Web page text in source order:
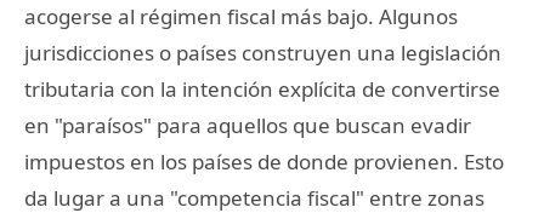
acogerse al régimen fiscal más bajo. Algunos
jurisdicciones o países construyen una legislación
tributaria con la intención explícita de convertirse
en "paraísos" para aquellos que buscan evadir
impuestos en los países de donde provienen. Esto
da lugar a una "competencia fiscal" entre zonas